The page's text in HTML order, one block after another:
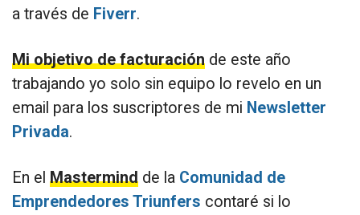
a través de Fiverr.
Mi objetivo de facturación de este año
trabajando yo solo sin equipo lo revelo en un
email para los suscriptores de mi Newsletter
Privada.
En el Mastermind de la Comunidad de
Emprendedores Triunfers contaré si lo